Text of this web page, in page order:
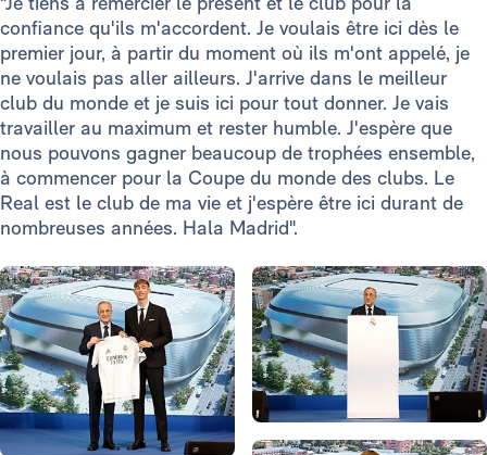
confiance qu'ils m'accordent. Je voulais être ici dès le
premier jour, à partir du moment où ils m'ont appelé, je
ne voulais pas aller ailleurs. J'arrive dans le meilleur
club du monde et je suis ici pour tout donner. Je vais
travailler au maximum et rester humble. J'espère que
nous pouvons gagner beaucoup de trophées ensemble,
à commencer pour la Coupe du monde des clubs. Le
Real est le club de ma vie et j'espère être ici durant de
nombreuses années. Hala Madrid".